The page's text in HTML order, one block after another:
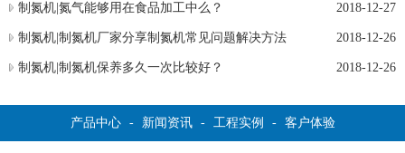
2018-12-27
制氮机|氮气能够用在食品加工中么？
2018-12-26
制氮机|制氮机厂家分享制氮机常见问题解决方法
2018-12-26
制氮机|制氮机保养多久一次比较好？
产品中心 - 新闻资讯 - 工程实例 - 客户体验